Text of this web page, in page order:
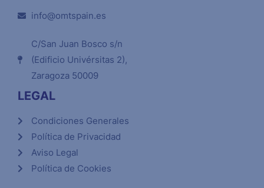
info@omtspain.es
C/San Juan Bosco s/n
(Edificio Univérsitas 2),
Zaragoza 50009
LEGAL
Condiciones Generales
Política de Privacidad
Aviso Legal
Política de Cookies